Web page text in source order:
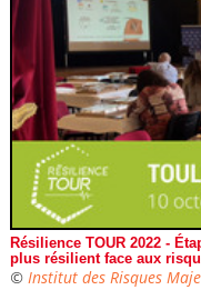
Résilience TOUR 2022 -
plus résilient face aux
© Institut des Risques